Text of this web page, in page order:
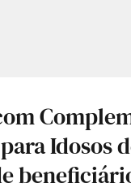
Idosos